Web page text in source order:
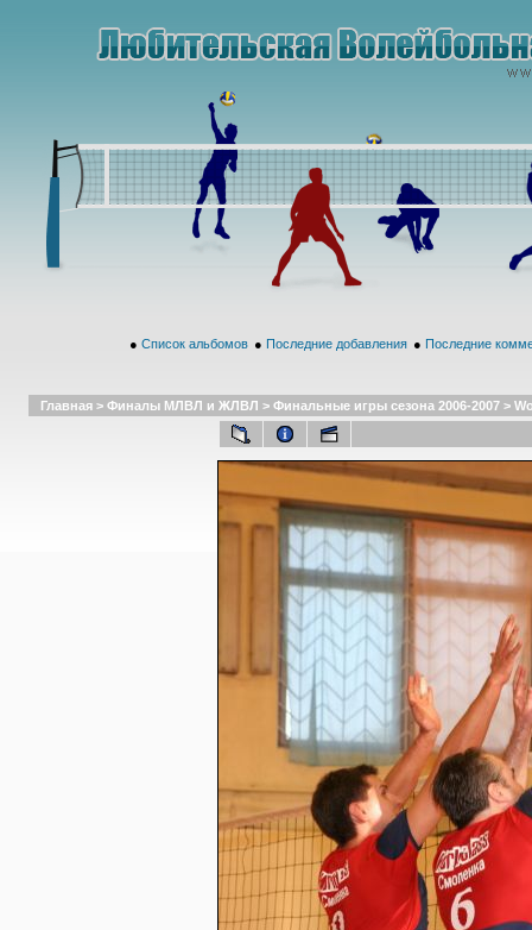
● Список альбомов ● Последние добавления ● Последние
Главная > Финалы МЛВЛ и ЖЛВЛ > Финальные игры сезона 2006-2007 >